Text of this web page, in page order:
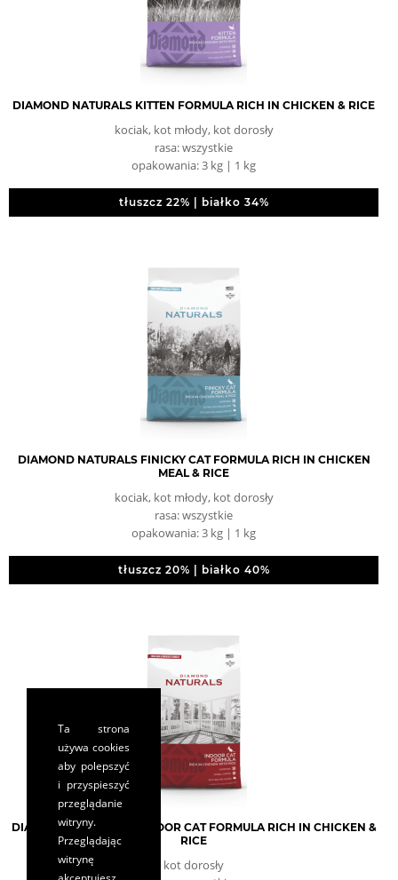
DIAMOND NATURALS KITTEN FORMULA RICH IN CHICKEN & RICE
kociak, kot młody, kot dorosły
rasa: wszystkie
opakowania: 3 kg | 1 kg
tłuszcz 22% | białko 34%
DIAMOND NATURALS FINICKY CAT FORMULA RICH IN CHICKEN
MEAL & RICE
kociak, kot młody, kot dorosły
rasa: wszystkie
opakowania: 3 kg | 1 kg
tłuszcz 20% | białko 40%
DIAMOND NATURALS INDOOR CAT FORMULA RICH IN CHICKEN &
RICE
kot dorosły
Ta strona
używa cookies
aby polepszyć
i przyspieszyć
przeglądanie
witryny.
Przeglądając
witrynę